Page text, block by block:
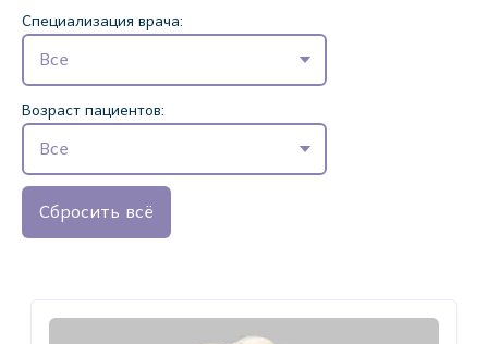
Специализация врача:
Все
Возраст пациентов:
Все
Сбросить всё